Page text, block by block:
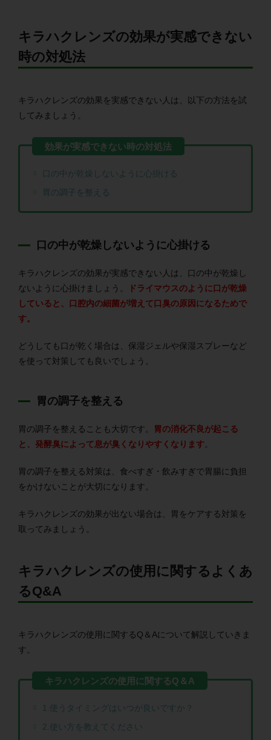
キラハクレンズの効果が実感できない
時の対処法
キラハクレンズの効果を実感できない人は、以下の方法を試
してみましょう。
口の中が乾燥しないように心掛ける
胃の調子を整える
口の中が乾燥しないように心掛ける
キラハクレンズの効果が実感できない人は、口の中が乾燥し
ないように心掛けましょう。
ドライマウスのように口が乾燥
していると、口腔内の細菌が増えて口臭の原因になるためで
す。
どうしても口が乾く場合は、保湿ジェルや保湿スプレーなど
を使って対策しても良いでしょう。
胃の調子を整える
胃の調子を整えることも大切です。
胃の消化不良が起こる
と、発酵臭によって息が臭くなりやすくなります
胃の調子を整える対策は、食べすぎ・飲みすぎで胃腸に負担
をかけないことが大切になります。
キラハクレンズの効果が出ない場合は、胃をケアする対策を
取ってみましょう。
キラハクレンズの使用に関するよくあ
るQ&A
キラハクレンズの使用に関するQ＆Aについて解説していきま
す。
1.使うタイミングはいつが良いですか？
2.使い方を教えてください